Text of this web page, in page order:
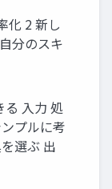
化 2 新し
分のスキ
る 入力 処
プルに考
選ぶ 出